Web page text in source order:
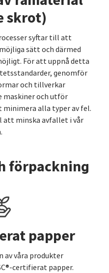
skrot)
syftar till att
sätt och därmed
För att uppnå detta
genomför
och tillverkar
maskiner och utför
alla typer av fel.
att minska avfallet i vår
förpackning
papper
av våra produkter
certifierat papper.